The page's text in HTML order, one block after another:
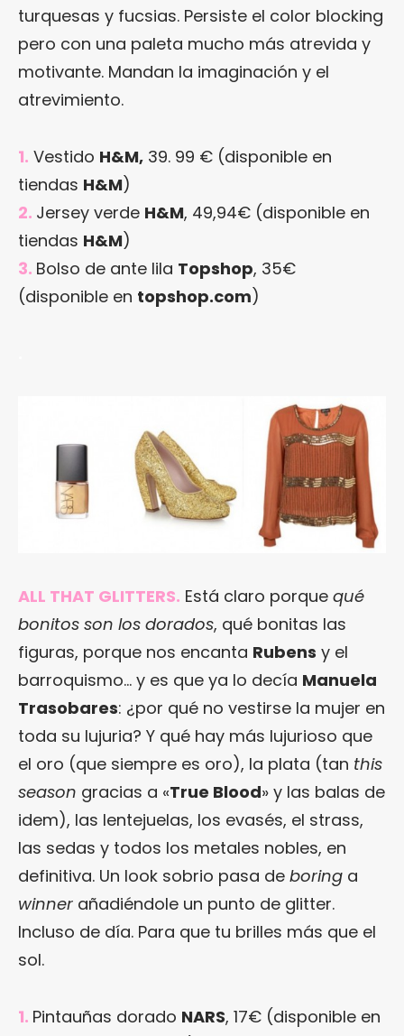
turquesas y fucsias. Persiste el color blocking
pero con una paleta mucho más atrevida y
motivante. Mandan la imaginación y el
atrevimiento.
1. Vestido H&M, 39. 99 € (disponible en
tiendas H&M)
2. Jersey verde H&M, 49,94€ (disponible en
tiendas H&M)
3. Bolso de ante lila Topshop, 35€
(disponible en topshop.com)
ALL THAT GLITTERS. Está claro porque qué
bonitos son los dorados, qué bonitas las
figuras, porque nos encanta Rubens y el
barroquismo… y es que ya lo decía Manuela
Trasobares: ¿por qué no vestirse la mujer en
toda su lujuria? Y qué hay más lujurioso que
el oro (que siempre es oro), la plata (tan this
season gracias a «True Blood» y las balas de
idem), las lentejuelas, los evasés, el strass,
las sedas y todos los metales nobles, en
definitiva. Un look sobrio pasa de boring a
winner añadiéndole un punto de glitter.
Incluso de día. Para que tu brilles más que el
sol.
1. Pintauñas dorado NARS, 17€ (disponible en